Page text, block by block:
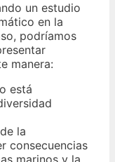
un estudio
en la
podríamos
manera:
está
la
consecuencias